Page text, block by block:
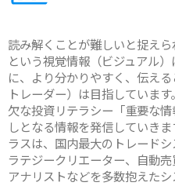
読み解くことが難しいと捉え
という視覚情報（ビジュアル
に、より分かりやすく、伝え
トレーダー）は目指していま
欠な投資リテラシー「重要な
しとなる情報を発信していき
ラスは、国内最大のトレード
ラテジークリエーター、自動
アナリストなどを多数抱えたシ